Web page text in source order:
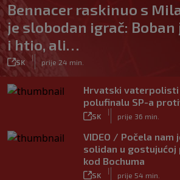
Bennacer raskinuo s
je slobodan igrač:
i htio, ali…
SK
|
prije 24 min.
Hrvatski vaterpolisti
polufinalu SP-a
SK
|
prije 36 min.
VIDEO / Počela nam
solidan u gostujućoj
kod Bochuma
SK
|
prije 54 min.